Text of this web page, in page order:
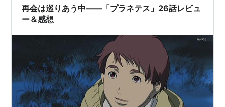
く頃に業」を無料サイトで探す無料サイトで探す場合は
以下のリンクから。…
再会は巡りあう中――「プラネテス」26話レビュ
ー＆感想